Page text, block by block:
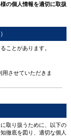
の個人情報を適切に取扱
ことがあります。
させていただきま
取り扱うために、以下の
徹底を図り、適切な個人